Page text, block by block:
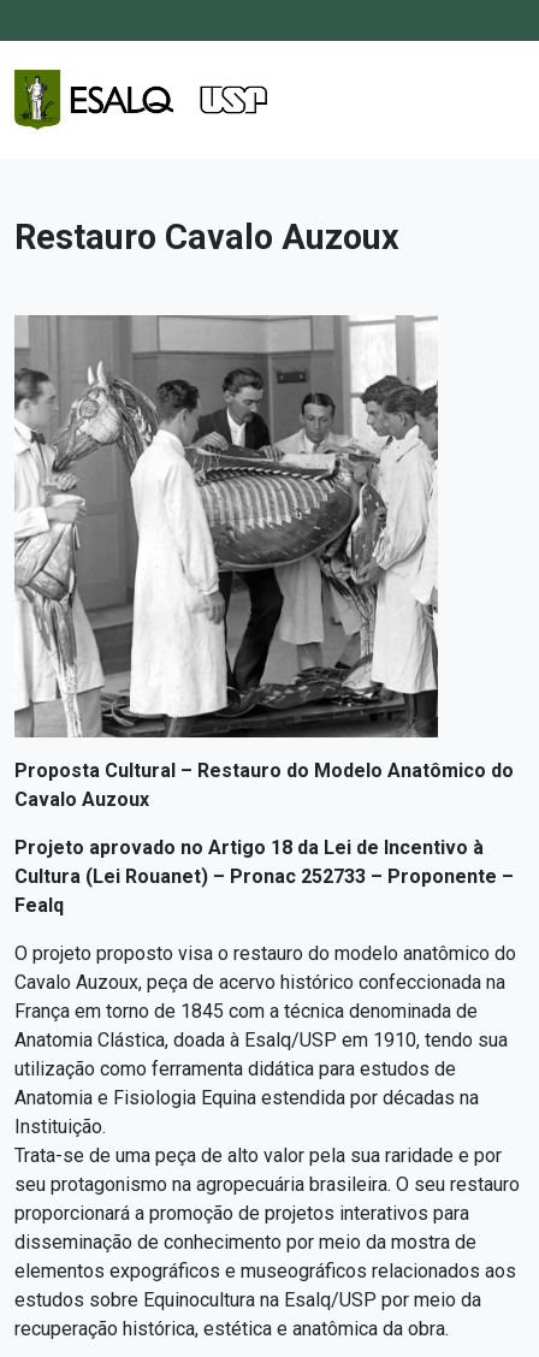
Restauro Cavalo Auzoux
Proposta Cultural – Restauro do Modelo Anatômico do
Cavalo Auzoux
Projeto aprovado no Artigo 18 da Lei de Incentivo à
Cultura (Lei Rouanet) – Pronac 252733 – Proponente –
Fealq
O projeto proposto visa o restauro do modelo anatômico do
Cavalo Auzoux, peça de acervo histórico confeccionada na
França em torno de 1845 com a técnica denominada de
Anatomia Clástica, doada à Esalq/USP em 1910, tendo sua
utilização como ferramenta didática para estudos de
Anatomia e Fisiologia Equina estendida por décadas na
Instituição.
Trata-se de uma peça de alto valor pela sua raridade e por
seu protagonismo na agropecuária brasileira. O seu restauro
proporcionará a promoção de projetos interativos para
disseminação de conhecimento por meio da mostra de
elementos expográficos e museográficos relacionados aos
estudos sobre Equinocultura na Esalq/USP por meio da
recuperação histórica, estética e anatômica da obra.